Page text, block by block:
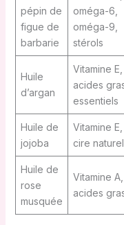
pépin de
figue de
barbarie
oméga-6,
oméga-9,
stérols
Huile
d’argan
Vitamine E,
acides
essentiels
Huile de
jojoba
Vitamine E,
cire
Huile de
rose
musquée
Vitamine A,
acides